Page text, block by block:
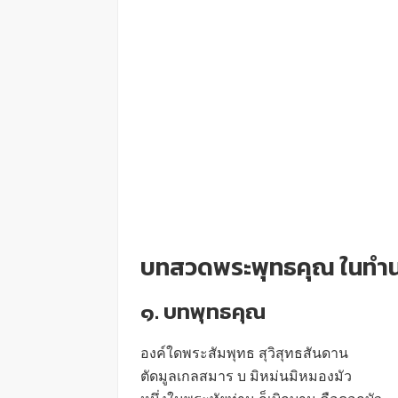
บทสวดพระพุทธคุณ ในท
๑. บทพุทธคุณ
องค์ใดพระสัมพุทธ สุวิสุทธสันดาน
ตัดมูลเกลสมาร บ มิหม่นมิหมองมัว